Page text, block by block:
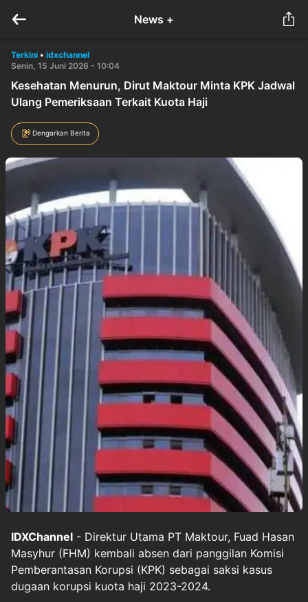
News +
Terkini • idxchannel
Senin, 15 Juni 2026 - 10:04
Kesehatan Menurun, Dirut Maktour Minta KPK Jadwal
Ulang Pemeriksaan Terkait Kuota Haji
Dengarkan Berita
IDXChannel - Direktur Utama PT Maktour, Fuad Hasan
Masyhur (FHM) kembali absen dari panggilan Komisi
Pemberantasan Korupsi (KPK) sebagai saksi kasus
dugaan korupsi kuota haji 2023-2024.